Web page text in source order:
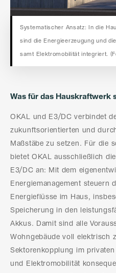
Systematischer Ansatz: In die
sind die Energieerzeugung und
samt Elektromobilität integriert.
Was für das Hauskraftwerk
OKAL und E3/DC verbindet
zukunftsorientierten und
Maßstäbe zu setzen. Für die
bietet OKAL ausschließlich
E3/DC an: Mit dem
Energiemanagement steuern
Energieflüsse im Haus,
Speicherung in den
Akkus. Damit sind alle
Wohngebäude voll elektrisch
Sektorenkopplung im
und Elektromobilität